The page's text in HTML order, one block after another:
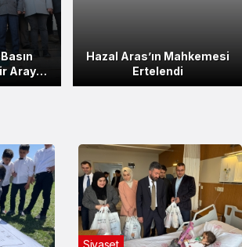
Araya
Hazal Aras’ın Mahkemesi
Ertelendi
Siyaset